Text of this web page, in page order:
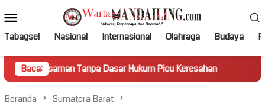
ke
kontenMobile
Tabagsel Nasional Internasional Olahraga Budaya
Baca:
Tanpa Dasar Hukum Picu Keresahan Truk Miring Hambat
Beranda Sumatera Barat